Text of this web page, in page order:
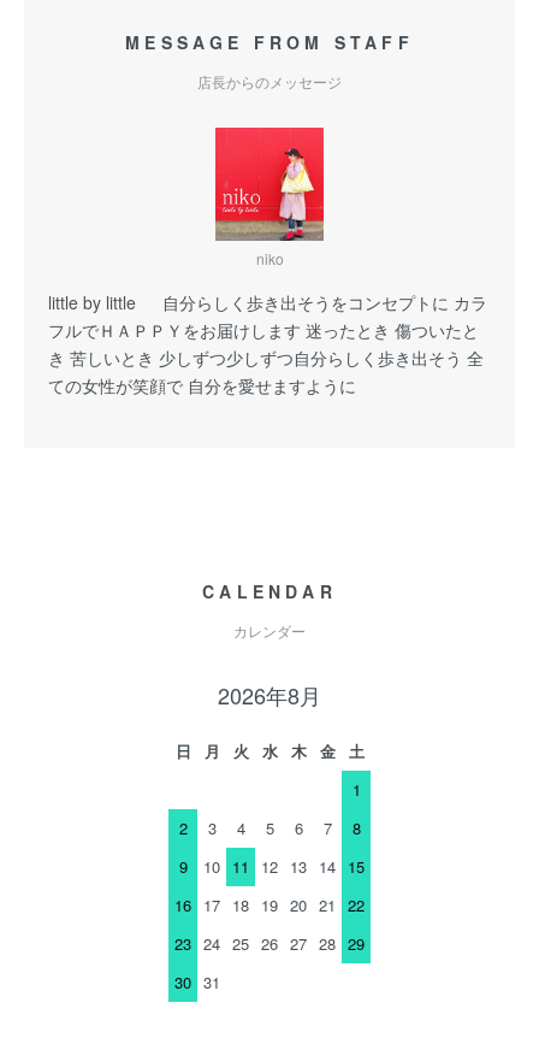
MESSAGE FROM STAFF
店長からのメッセージ
niko
little by little 自分らしく歩き出そうをコンセプトに カラ
フルでＨＡＰＰＹをお届けします 迷ったとき 傷ついたと
き 苦しいとき 少しずつ少しずつ自分らしく歩き出そう 全
ての女性が笑顔で 自分を愛せますように
CALENDAR
カレンダー
2026年8月
日 月 火 水 木 金
土
1
2
3 4 5 6 7
8
9
10 11 12 13 14 15
16 17 18 19 20 21
22
23 24 25 26 27 28 29
30 31